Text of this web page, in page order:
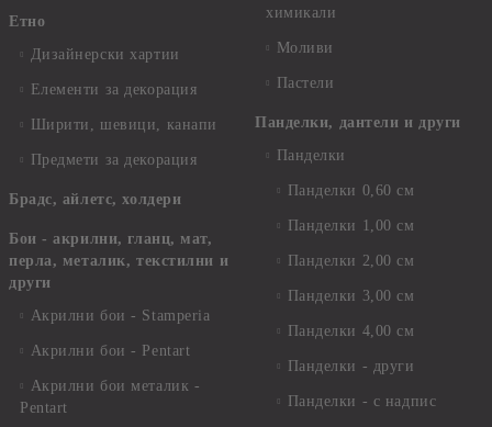
Етно
Дизайнерски хартии
Елементи за декорация
Ширити, шевици, канапи
Предмети за декорация
Брадс, айлетс, холдери
Бои - акрилни, гланц, мат,
перла, металик, текстилни и
други
Акрилни бои - Stamperia
Акрилни бои - Pentart
Акрилни бои металик -
Pentart
химикали
Моливи
Пастели
Панделки, дантели и други
Панделки
Панделки 0,60 см
Панделки 1,00 см
Панделки 2,00 см
Панделки 3,00 см
Панделки 4,00 см
Панделки - други
Панделки - с надпис